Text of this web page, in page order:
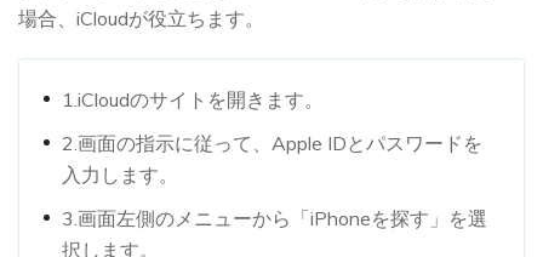
場合、iCloudが役立ちます。
1.iCloudのサイトを開きます。
2.画面の指示に従って、Apple IDとパスワードを
入力します。
3.画面左側のメニューから「iPhoneを探す」を選
択します。